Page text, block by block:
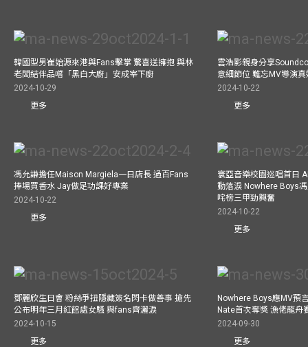
韓國型男崔始源來港與Fans擊掌 驚喜送擁抱 與林
老闆結伴品嚐「黑白大廚」安成宰下廚
2024-10-29
更多
雲浩影親身分享
意細節位 難忘MV導演
2024-10-22
更多
馮允謙擔任Maison Margiela一日店長 過百Fans
捧場買香水 Jay做足功課好專業
2024-10-22
更多
寰亞音樂校園巡唱首日
動落淚 Nowhere Boys
咤榜三甲勁興奮
2024-10-22
更多
鄧麗欣生日會 粉絲爭扭隱藏簽名閃卡做善事 搶先
公布明年三月紅館處女騷 與fans齊灑淚
2024-10-15
更多
Nowhere Boys應MV預
Nate首次奪獎 漁佬龍舟
2024-09-30
更多